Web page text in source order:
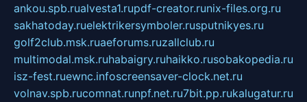
ankou.spb.rualvesta1.rupdf-creator.runix-files.org.ru
sakhatoday.ruelektrikersymboler.rusputnikyes.ru
golf2club.msk.ruaeforums.ruzallclub.ru
multimodal.msk.ruhabaigry.ruhaikko.rusobakopedia.ru
isz-fest.ruewnc.infoscreensaver-clock.net.ru
volnav.spb.rucomnat.runpf.net.ru7bit.pp.rukalugatur.ru